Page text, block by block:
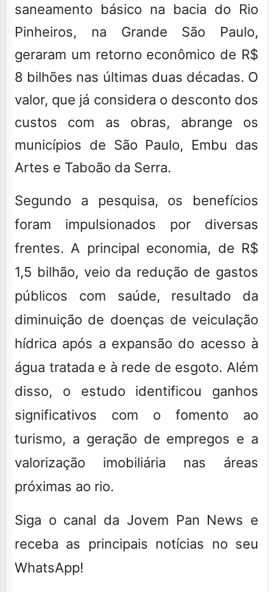
saneamento básico na bacia do Rio
Pinheiros, na Grande São Paulo,
geraram um retorno econômico de R$
8 bilhões nas últimas duas décadas. O
valor, que já considera o desconto dos
custos com as obras, abrange os
municípios de São Paulo, Embu das
Artes e Taboão da Serra.
Segundo a pesquisa, os benefícios
foram impulsionados por diversas
frentes. A principal economia, de R$
1,5 bilhão, veio da redução de gastos
públicos com saúde, resultado da
diminuição de doenças de veiculação
hídrica após a expansão do acesso à
água tratada e à rede de esgoto. Além
disso, o estudo identificou ganhos
significativos com o fomento ao
turismo, a geração de empregos e a
valorização imobiliária nas áreas
próximas ao rio.
Siga o canal da Jovem Pan News e
receba as principais notícias no seu
WhatsApp!